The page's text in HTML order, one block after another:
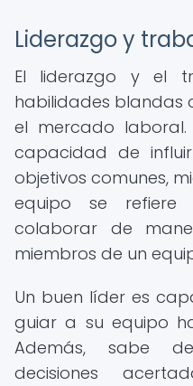
Liderazgo y
El liderazgo y el
habilidades blandas
el mercado
capacidad de
objetivos comunes,
equipo se
colaborar de
miembros de un
Un buen líder es
guiar a su equipo
Además, sabe
decisiones